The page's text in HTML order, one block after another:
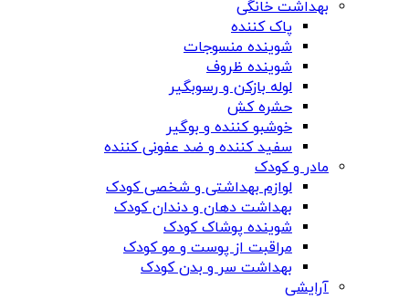
بهداشت خانگی
پاک کننده
شوینده منسوجات
شوینده ظروف
لوله بازکن و رسوبگیر
حشره کش
خوشبو کننده و بوگیر
سفید کننده و ضد عفونی کننده
مادر و کودک
لوازم بهداشتی و شخصی کودک
بهداشت دهان و دندان کودک
شوینده پوشاک کودک
مراقبت از پوست و مو کودک
بهداشت سر و بدن کودک
آرایشی